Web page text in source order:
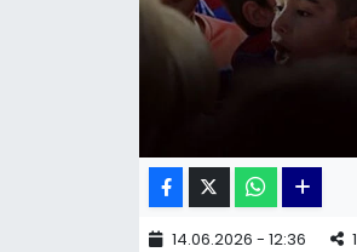
14.06.2026 - 12:36 1
SAĞLIK
TEKNOLOJİ